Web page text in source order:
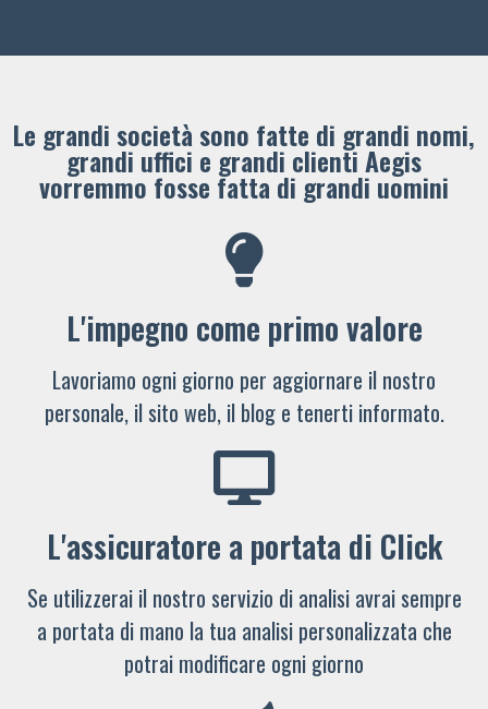
Le grandi società sono fatte di grandi nomi,
grandi uffici e grandi clienti ​Aegis
vorremmo fosse fatta di grandi uomini
L'impegno come primo valore
Lavoriamo ogni giorno per aggiornare il nostro
personale, il sito web, il blog e tenerti informato.
L'assicuratore a portata di Click
Se utilizzerai il nostro servizio di analisi avrai sempre
a portata di mano la tua analisi personalizzata che
potrai modificare ogni giorno